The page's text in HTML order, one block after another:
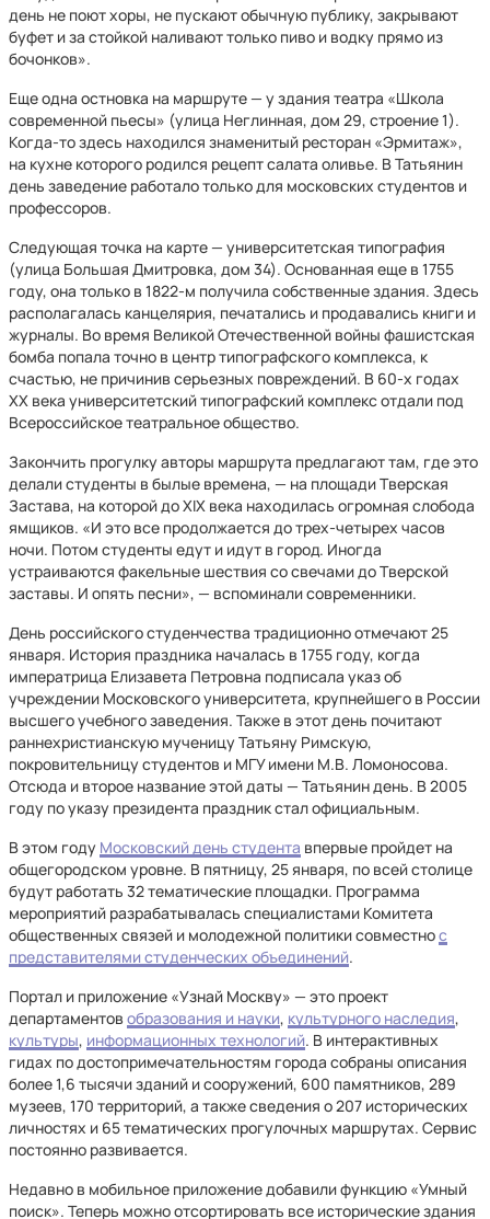
день не поют хоры, не пускают обычную публику, закрывают
буфет и за стойкой наливают только пиво и водку прямо из
бочонков».
Еще одна остновка на маршруте — у здания театра «Школа
современной пьесы» (улица Неглинная, дом 29, строение 1).
Когда-то здесь находился знаменитый ресторан «Эрмитаж»,
на кухне которого родился рецепт салата оливье. В Татьянин
день заведение работало только для московских студентов и
профессоров.
Следующая точка на карте — университетская типография
(улица Большая Дмитровка, дом 34). Основанная еще в 1755
году, она только в 1822-м получила собственные здания. Здесь
располагалась канцелярия, печатались и продавались книги и
журналы. Во время Великой Отечественной войны фашистская
бомба попала точно в центр типографского комплекса, к
счастью, не причинив серьезных повреждений. В 60-х годах
XX века университетский типографский комплекс отдали под
Всероссийское театральное общество.
Закончить прогулку авторы маршрута предлагают там, где это
делали студенты в былые времена, — на площади Тверская
Застава, на которой до XIX века находилась огромная слобода
ямщиков. «И это все продолжается до трех-четырех часов
ночи. Потом студенты едут и идут в город. Иногда
устраиваются факельные шествия со свечами до Тверской
заставы. И опять песни», — вспоминали современники.
День российского студенчества традиционно отмечают 25
января. История праздника началась в 1755 году, когда
императрица Елизавета Петровна подписала указ об
учреждении Московского университета, крупнейшего в России
высшего учебного заведения. Также в этот день почитают
раннехристианскую мученицу Татьяну Римскую,
покровительницу студентов и МГУ имени М.В. Ломоносова.
Отсюда и второе название этой даты — Татьянин день. В 2005
году по указу президента праздник стал официальным.
В этом году Московский день студента впервые пройдет на
общегородском уровне. В пятницу, 25 января, по всей столице
будут работать 32 тематические площадки. Программа
мероприятий разрабатывалась специалистами Комитета
общественных связей и молодежной политики совместнос
представителями студенческих объединений.
Портал и приложение «Узнай Москву» — это проект
департаментов образования и науки, культурного наследия,
культуры, информационных технологий. В интерактивных
гидах по достопримечательностям города собраны описания
более 1,6 тысячи зданий и сооружений, 600 памятников, 289
музеев, 170 территорий, а также сведения о 207 исторических
личностях и 65 тематических прогулочных маршрутах. Сервис
постоянно развивается.
Недавно в мобильное приложение добавили функцию «Умный
поиск». Теперь можно отсортировать все исторические здания